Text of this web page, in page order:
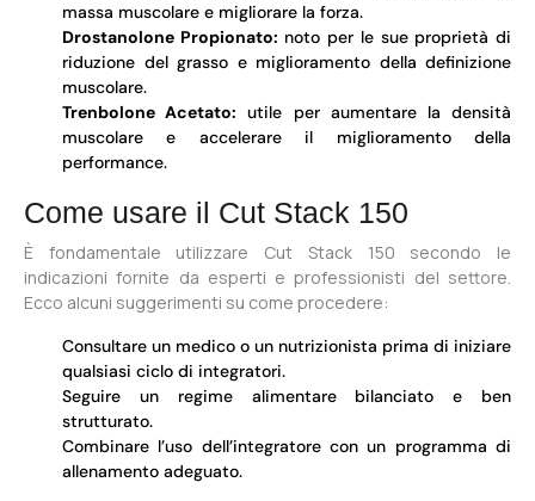
massa muscolare e migliorare la forza.
Drostanolone Propionato: noto per le sue proprietà di
riduzione del grasso e miglioramento della definizione
muscolare.
Trenbolone Acetato: utile per aumentare la densità
muscolare e accelerare il miglioramento della
performance.
Come usare il Cut Stack 150
È fondamentale utilizzare Cut Stack 150 secondo le
indicazioni fornite da esperti e professionisti del settore.
Ecco alcuni suggerimenti su come procedere:
Consultare un medico o un nutrizionista prima di iniziare
qualsiasi ciclo di integratori.
Seguire un regime alimentare bilanciato e ben
strutturato.
Combinare l’uso dell’integratore con un programma di
allenamento adeguato.